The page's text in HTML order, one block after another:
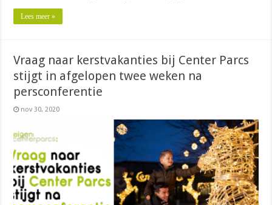
Lees meer »
Vraag naar kerstvakanties bij Center Parcs
stijgt in afgelopen twee weken na
persconferentie
nov 30, 2020